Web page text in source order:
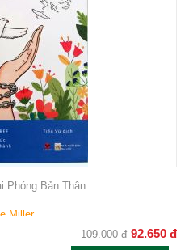
Phóng Bản Thân
Miller
109.000 đ 92.650 đ